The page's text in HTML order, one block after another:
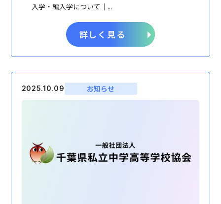
入学・編入学について｜...
詳しく見る
2025.10.09 お知らせ